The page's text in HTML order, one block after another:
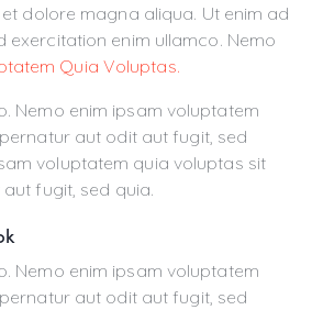
dolore magna aliqua. Ut enim ad
exercitation enim ullamco. Nemo
Quia Voluptas.
Nemo enim ipsam voluptatem
aut odit aut fugit, sed
voluptatem quia voluptas sit
fugit, sed quia.
Nemo enim ipsam voluptatem
aut odit aut fugit, sed